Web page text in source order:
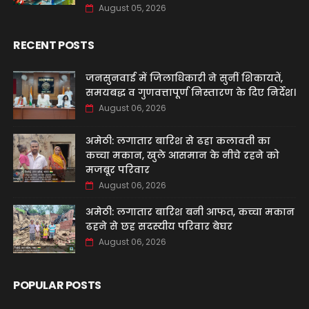
August 05, 2026
RECENT POSTS
जनसुनवाई में जिलाधिकारी ने सुनीं शिकायतें,
समयबद्ध व गुणवत्तापूर्ण निस्तारण के दिए निर्देश।
August 06, 2026
अमेठी: लगातार बारिश से ढहा कलावती का
कच्चा मकान, खुले आसमान के नीचे रहने को
मजबूर परिवार
August 06, 2026
अमेठी: लगातार बारिश बनी आफत, कच्चा मकान
ढहने से छह सदस्यीय परिवार बेघर
August 06, 2026
POPULAR POSTS